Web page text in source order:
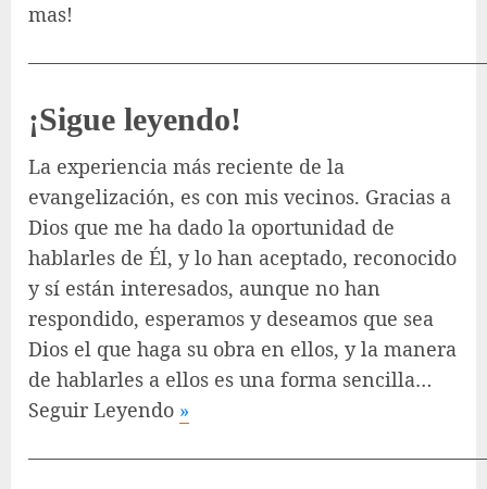
mas!
¡Sigue leyendo!
La experiencia más reciente de la
evangelización, es con mis vecinos. Gracias a
Dios que me ha dado la oportunidad de
hablarles de Él, y lo han aceptado, reconocido
y sí están interesados, aunque no han
respondido, esperamos y deseamos que sea
Dios el que haga su obra en ellos, y la manera
de hablarles a ellos es una forma sencilla…
Seguir Leyendo »